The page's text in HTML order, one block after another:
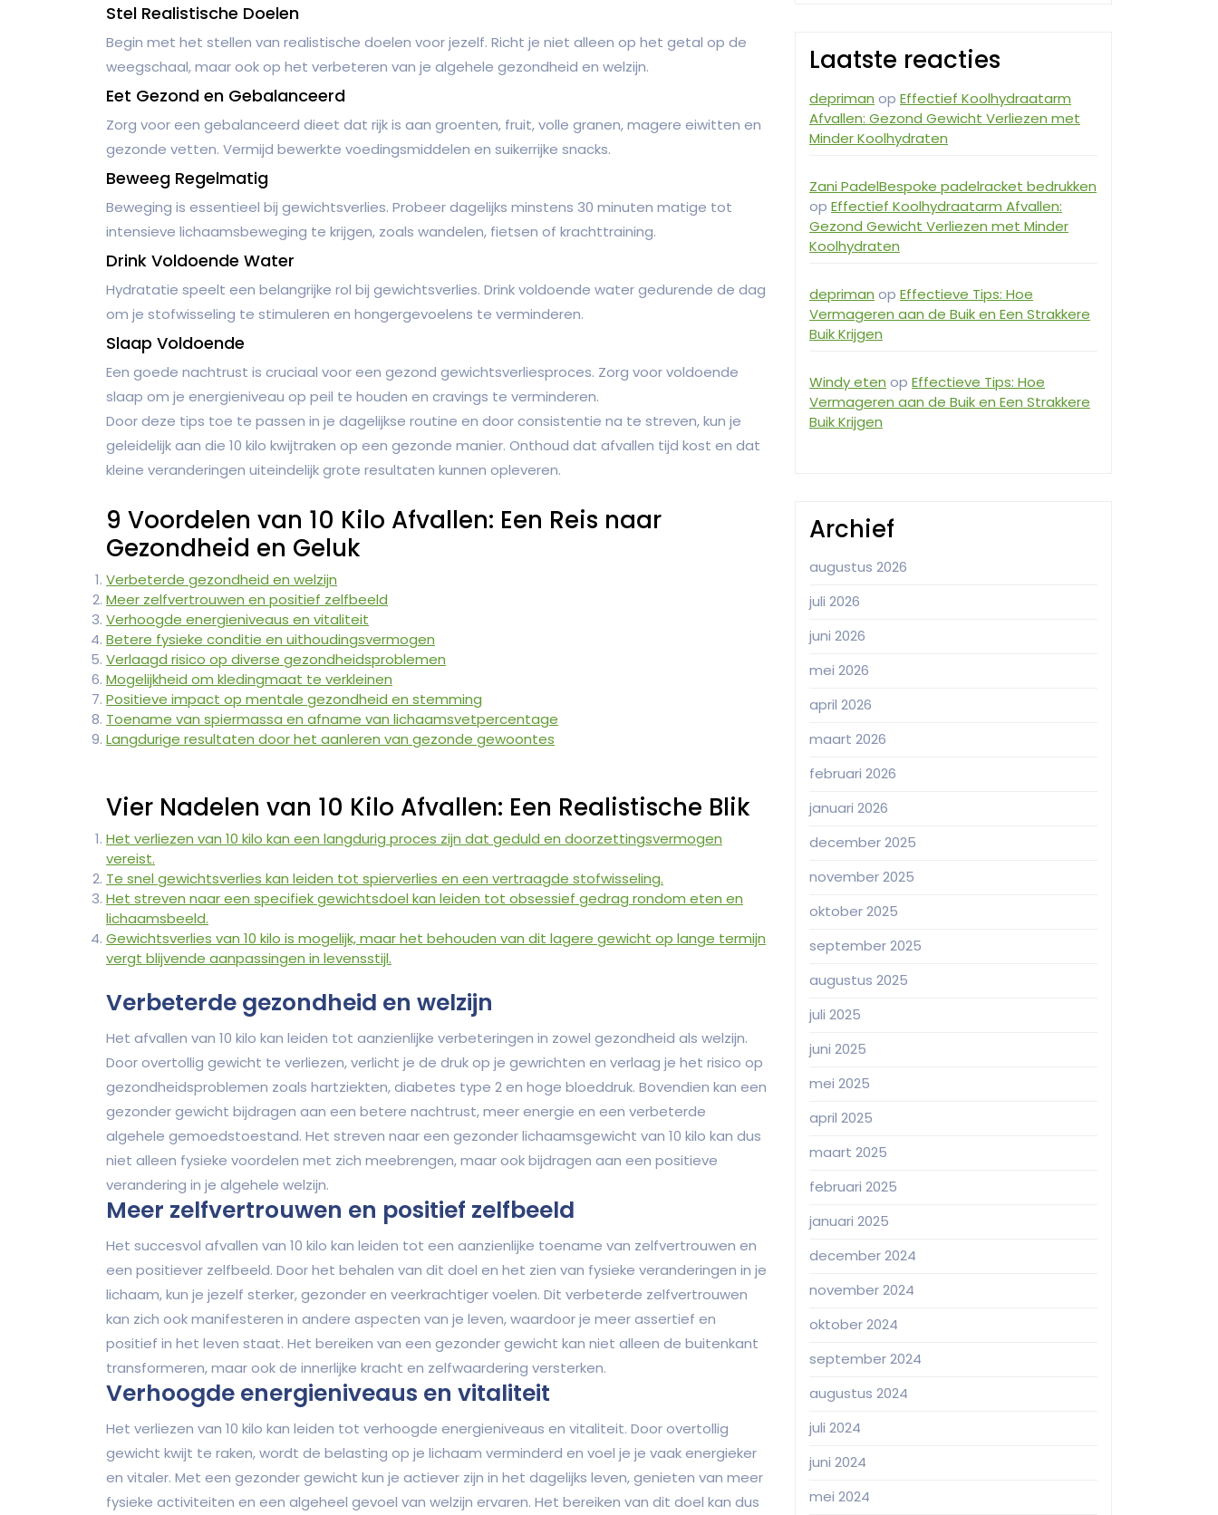
Stel Realistische Doelen
Begin met het stellen van realistische doelen voor jezelf. Richt je niet alleen op het getal op de
weegschaal, maar ook op het verbeteren van je algehele gezondheid en welzijn.
Eet Gezond en Gebalanceerd
Zorg voor een gebalanceerd dieet dat rijk is aan groenten, fruit, volle granen, magere eiwitten en
gezonde vetten. Vermijd bewerkte voedingsmiddelen en suikerrijke snacks.
Beweeg Regelmatig
Beweging is essentieel bij gewichtsverlies. Probeer dagelijks minstens 30 minuten matige tot
intensieve lichaamsbeweging te krijgen, zoals wandelen, fietsen of krachttraining.
Drink Voldoende Water
Hydratatie speelt een belangrijke rol bij gewichtsverlies. Drink voldoende water gedurende de dag
om je stofwisseling te stimuleren en hongergevoelens te verminderen.
Slaap Voldoende
Een goede nachtrust is cruciaal voor een gezond gewichtsverliesproces. Zorg voor voldoende
slaap om je energieniveau op peil te houden en cravings te verminderen.
Door deze tips toe te passen in je dagelijkse routine en door consistentie na te streven, kun je
geleidelijk aan die 10 kilo kwijtraken op een gezonde manier. Onthoud dat afvallen tijd kost en dat
kleine veranderingen uiteindelijk grote resultaten kunnen opleveren.
9 Voordelen van 10 Kilo Afvallen: Een Reis naar
Gezondheid en Geluk
Verbeterde gezondheid en welzijn
Meer zelfvertrouwen en positief zelfbeeld
Verhoogde energieniveaus en vitaliteit
Betere fysieke conditie en uithoudingsvermogen
Verlaagd risico op diverse gezondheidsproblemen
Mogelijkheid om kledingmaat te verkleinen
Positieve impact op mentale gezondheid en stemming
Toename van spiermassa en afname van lichaamsvetpercentage
Langdurige resultaten door het aanleren van gezonde gewoontes
Vier Nadelen van 10 Kilo Afvallen: Een Realistische Blik
Het verliezen van 10 kilo kan een langdurig proces zijn dat geduld en doorzettingsvermogen
vereist.
Te snel gewichtsverlies kan leiden tot spierverlies en een vertraagde stofwisseling.
Het streven naar een specifiek gewichtsdoel kan leiden tot obsessief gedrag rondom eten en
lichaamsbeeld.
Gewichtsverlies van 10 kilo is mogelijk, maar het behouden van dit lagere gewicht op lange termijn
vergt blijvende aanpassingen in levensstijl.
Verbeterde gezondheid en welzijn
Het afvallen van 10 kilo kan leiden tot aanzienlijke verbeteringen in zowel gezondheid als welzijn.
Door overtollig gewicht te verliezen, verlicht je de druk op je gewrichten en verlaag je het risico op
gezondheidsproblemen zoals hartziekten, diabetes type 2 en hoge bloeddruk. Bovendien kan een
gezonder gewicht bijdragen aan een betere nachtrust, meer energie en een verbeterde
algehele gemoedstoestand. Het streven naar een gezonder lichaamsgewicht van 10 kilo kan dus
niet alleen fysieke voordelen met zich meebrengen, maar ook bijdragen aan een positieve
verandering in je algehele welzijn.
Meer zelfvertrouwen en positief zelfbeeld
Het succesvol afvallen van 10 kilo kan leiden tot een aanzienlijke toename van zelfvertrouwen en
een positiever zelfbeeld. Door het behalen van dit doel en het zien van fysieke veranderingen in je
lichaam, kun je jezelf sterker, gezonder en veerkrachtiger voelen. Dit verbeterde zelfvertrouwen
kan zich ook manifesteren in andere aspecten van je leven, waardoor je meer assertief en
positief in het leven staat. Het bereiken van een gezonder gewicht kan niet alleen de buitenkant
transformeren, maar ook de innerlijke kracht en zelfwaardering versterken.
Verhoogde energieniveaus en vitaliteit
Het verliezen van 10 kilo kan leiden tot verhoogde energieniveaus en vitaliteit. Door overtollig
gewicht kwijt te raken, wordt de belasting op je lichaam verminderd en voel je je vaak energieker
en vitaler. Met een gezonder gewicht kun je actiever zijn in het dagelijks leven, genieten van meer
fysieke activiteiten en een algeheel gevoel van welzijn ervaren. Het bereiken van dit doel kan dus
Laatste reacties
depriman op Effectief Koolhydraatarm
Afvallen: Gezond Gewicht Verliezen met
Minder Koolhydraten
Zani PadelBespoke padelracket bedrukken
op Effectief Koolhydraatarm Afvallen:
Gezond Gewicht Verliezen met Minder
Koolhydraten
depriman op Effectieve Tips: Hoe
Vermageren aan de Buik en Een Strakkere
Buik Krijgen
Windy eten op Effectieve Tips: Hoe
Vermageren aan de Buik en Een Strakkere
Buik Krijgen
Archief
augustus 2026
juli 2026
juni 2026
mei 2026
april 2026
maart 2026
februari 2026
januari 2026
december 2025
november 2025
oktober 2025
september 2025
augustus 2025
juli 2025
juni 2025
mei 2025
april 2025
maart 2025
februari 2025
januari 2025
december 2024
november 2024
oktober 2024
september 2024
augustus 2024
juli 2024
juni 2024
mei 2024